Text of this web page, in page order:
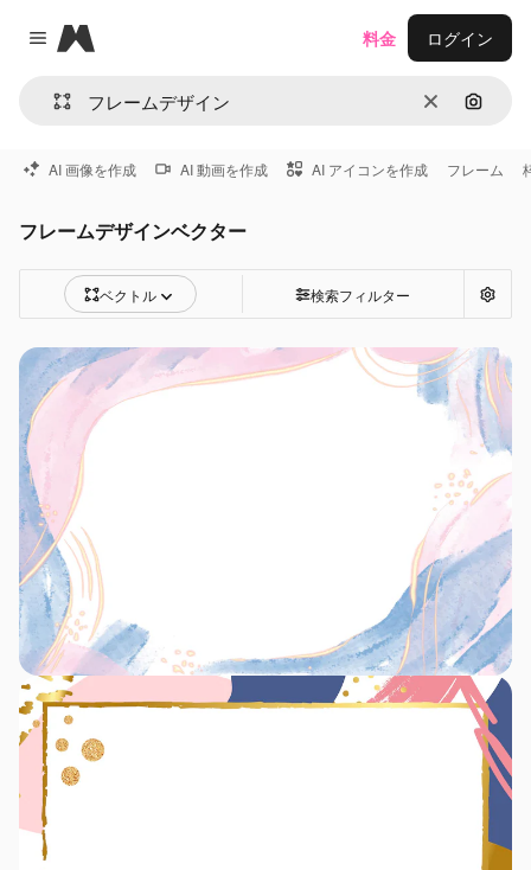
Close menu
Magnific
消去 画像で
料金 ログイン
AI 画像を作成 AI 動画を作成 AI アイコンを作成 フレーム
フレームデザインベクター
ベクトル 検索フィルター